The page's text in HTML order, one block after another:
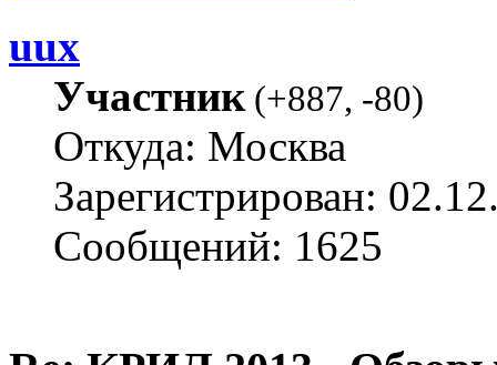
uux
Участник(+887, -80)
Откуда: Москва
Зарегистрирован:
Сообщений: 1625